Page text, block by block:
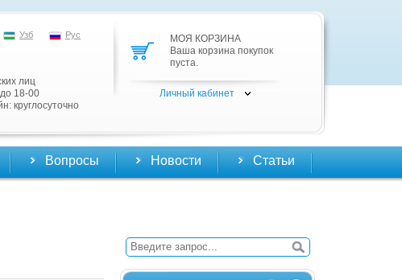
Узб Рус
лиц
18-00
круглосуточно
МОЯ КОРЗИНА
Ваша корзина покупок
пуста.
Личный кабинет
Вопросы Новости Статьи